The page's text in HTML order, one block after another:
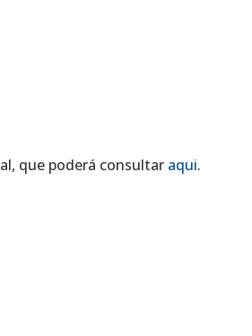
que poderá consultar aqui.